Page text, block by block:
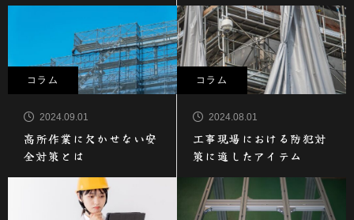
コラム
2024.09.01
高所作業に欠かせない安
全対策とは
コラム
2024.08.01
工事現場における防犯対
策に適したアイテム